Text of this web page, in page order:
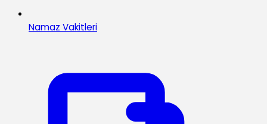
Namaz Vakitleri